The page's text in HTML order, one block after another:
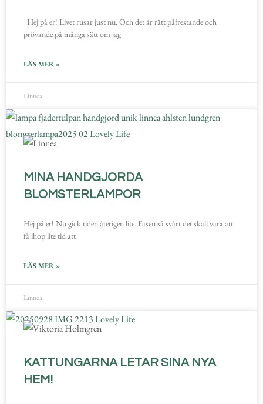
Hej på er! Livet rusar just nu. Och det är rätt påfrestande och
prövande på många sätt om jag
LÄS MER »
Linnea
MINA HANDGJORDA
BLOMSTERLAMPOR
Hej på er! Nu gick tiden återigen lite. Fasen så svårt det skall vara att
få ihop lite tid att
LÄS MER »
Linnea
KATTUNGARNA LETAR SINA NYA
HEM!